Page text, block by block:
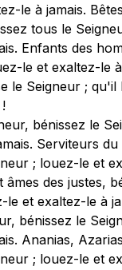
le à jamais.
tous le
Enfants des
le et exaltez-le
le Seigneur ; qu'il
bénissez le
Serviteurs du
; louez-le et
âmes des justes,
le et exaltez-le à
bénissez le
Ananias,
; louez-le et